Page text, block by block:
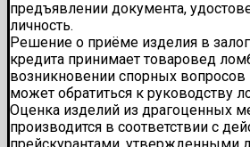
предъявлении документа,
личность.
Решение о приёме изделия в
кредита принимает товаровед
возникновении спорных вопросов
может обратиться к руководству
Оценка изделий из драгоценных
производится в соответствии с